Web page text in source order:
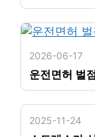
2026-06-17
운전면허 벌
2025-11-24